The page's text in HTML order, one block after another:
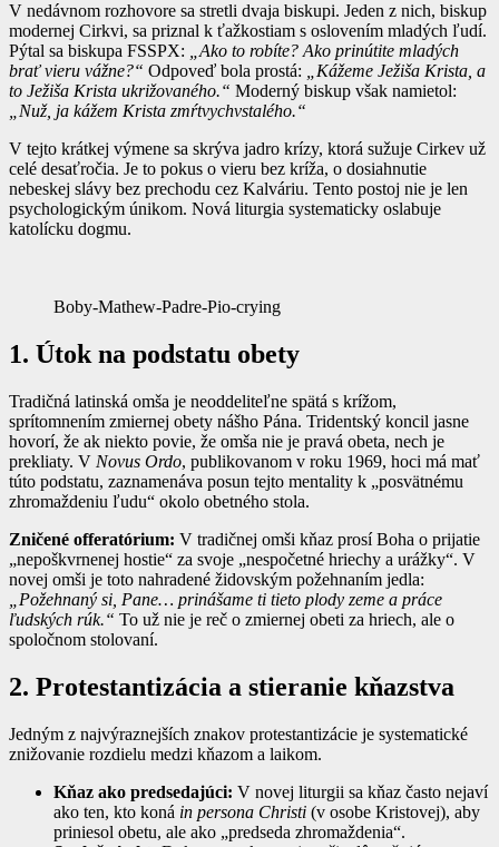
V nedávnom rozhovore sa stretli dvaja biskupi. Jeden z nich, biskup
modernej Cirkvi, sa priznal k ťažkostiam s oslovením mladých ľudí.
Pýtal sa biskupa FSSPX: „Ako to robíte? Ako prinútite mladých
brať vieru vážne?“ Odpoveď bola prostá: „Kážeme Ježiša Krista, a
to Ježiša Krista ukrižovaného.“ Moderný biskup však namietol:
„Nuž, ja kážem Krista zmŕtvychvstalého.“
V tejto krátkej výmene sa skrýva jadro krízy, ktorá sužuje Cirkev už
celé desaťročia. Je to pokus o vieru bez kríža, o dosiahnutie
nebeskej slávy bez prechodu cez Kalváriu. Tento postoj nie je len
psychologickým únikom. Nová liturgia systematicky oslabuje
katolícku dogmu.
Boby-Mathew-Padre-Pio-crying
1. Útok na podstatu obety
Tradičná latinská omša je neoddeliteľne spätá s krížom,
sprítomnením zmiernej obety nášho Pána. Tridentský koncil jasne
hovorí, že ak niekto povie, že omša nie je pravá obeta, nech je
prekliaty. V Novus Ordo, publikovanom v roku 1969, hoci má mať
túto podstatu, zaznamenáva posun tejto mentality k „posvätnému
zhromaždeniu ľudu“ okolo obetného stola.
Zničené offeratórium: V tradičnej omši kňaz prosí Boha o prijatie
„nepoškvrnenej hostie“ za svoje „nespočetné hriechy a urážky“. V
novej omši je toto nahradené židovským požehnaním jedla:
„Požehnaný si, Pane… prinášame ti tieto plody zeme a práce
ľudských rúk.“ To už nie je reč o zmiernej obeti za hriech, ale o
spoločnom stolovaní.
2. Protestantizácia a stieranie kňazstva
Jedným z najvýraznejších znakov protestantizácie je systematické
znižovanie rozdielu medzi kňazom a laikom.
Kňaz ako predsedajúci: V novej liturgii sa kňaz často nejaví
ako ten, kto koná in persona Christi (v osobe Kristovej), aby
priniesol obetu, ale ako „predseda zhromaždenia“.